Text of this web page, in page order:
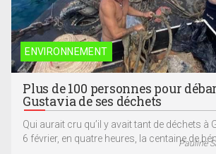
ENVIRONNEMENT
Plus de 100 personnes pour
Gustavia de ses déchets
Qui aurait cru qu’il y avait tant de déchets à
6 février, en quatre heures, la centaine de
Pauline